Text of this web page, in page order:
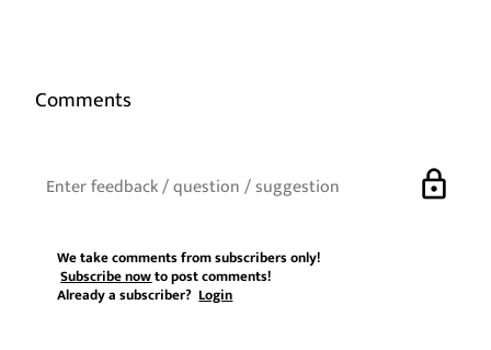
Comments
lock
We take comments from subscribers only!
Subscribe nowto post comments!
Already a subscriber?Login